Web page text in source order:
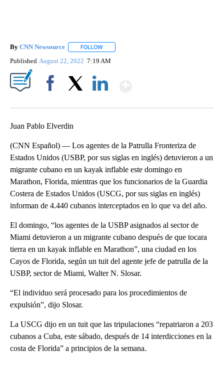
By CNN Newsource FOLLOW
Published August 22, 2022 7:19 AM
Juan Pablo Elverdin
(CNN Español) — Los agentes de la Patrulla Fronteriza de
Estados Unidos (USBP, por sus siglas en inglés) detuvieron a un
migrante cubano en un kayak inflable este domingo en
Marathon, Florida, mientras que los funcionarios de la Guardia
Costera de Estados Unidos (USCG, por sus siglas en inglés)
informan de 4.440 cubanos interceptados en lo que va del año.
El domingo, “los agentes de la USBP asignados al sector de
Miami detuvieron a un migrante cubano después de que tocara
tierra en un kayak inflable en Marathon”, una ciudad en los
Cayos de Florida, según un tuit del agente jefe de patrulla de la
USBP, sector de Miami, Walter N. Slosar.
“El individuo será procesado para los procedimientos de
expulsión”, dijo Slosar.
La USCG dijo en un tuit que las tripulaciones “repatriaron a 203
cubanos a Cuba, este sábado, después de 14 interdicciones en la
costa de Florida” a principios de la semana.